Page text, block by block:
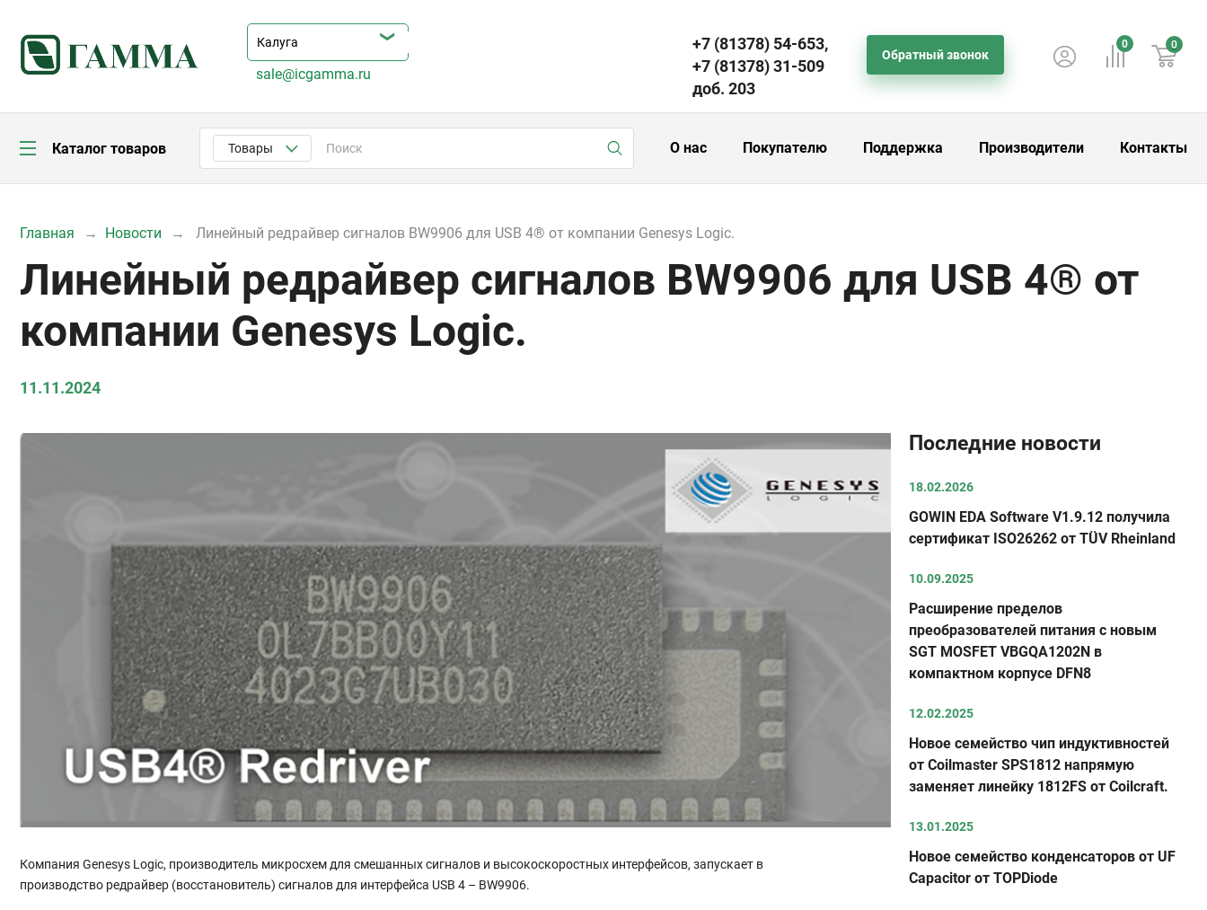
+7 (81378) 54-653,
+7 (81378) 31-509
доб. 203
Обратный звонок
sale@icgamma.ru
0 0
Каталог товаров Товары О нас Покупателю Поддержка Производители Контакты
Главная Новости Линейный редрайвер сигналов BW9906 для USB 4® от компании Genesys Logic.
Линейный редрайвер сигналов BW9906 для USB 4® от
компании Genesys Logic.
11.11.2024
Компания Genesys Logic, производитель микросхем для смешанных сигналов и высокоскоростных интерфейсов, запускает в
производство редрайвер (восстановитель) сигналов для интерфейса USB 4 – BW9906.
Последние новости
18.02.2026
GOWIN EDA Software V1.9.12 получила
сертификат ISO26262 от TÜV Rheinland
10.09.2025
Расширение пределов
преобразователей питания с новым
SGT MOSFET VBGQA1202N в
компактном корпусе DFN8
12.02.2025
Новое семейство чип индуктивностей
от Coilmaster SPS1812 напрямую
заменяет линейку 1812FS от Coilcraft.
13.01.2025
Новое семейство конденсаторов от UF
Capacitor от TOPDiode